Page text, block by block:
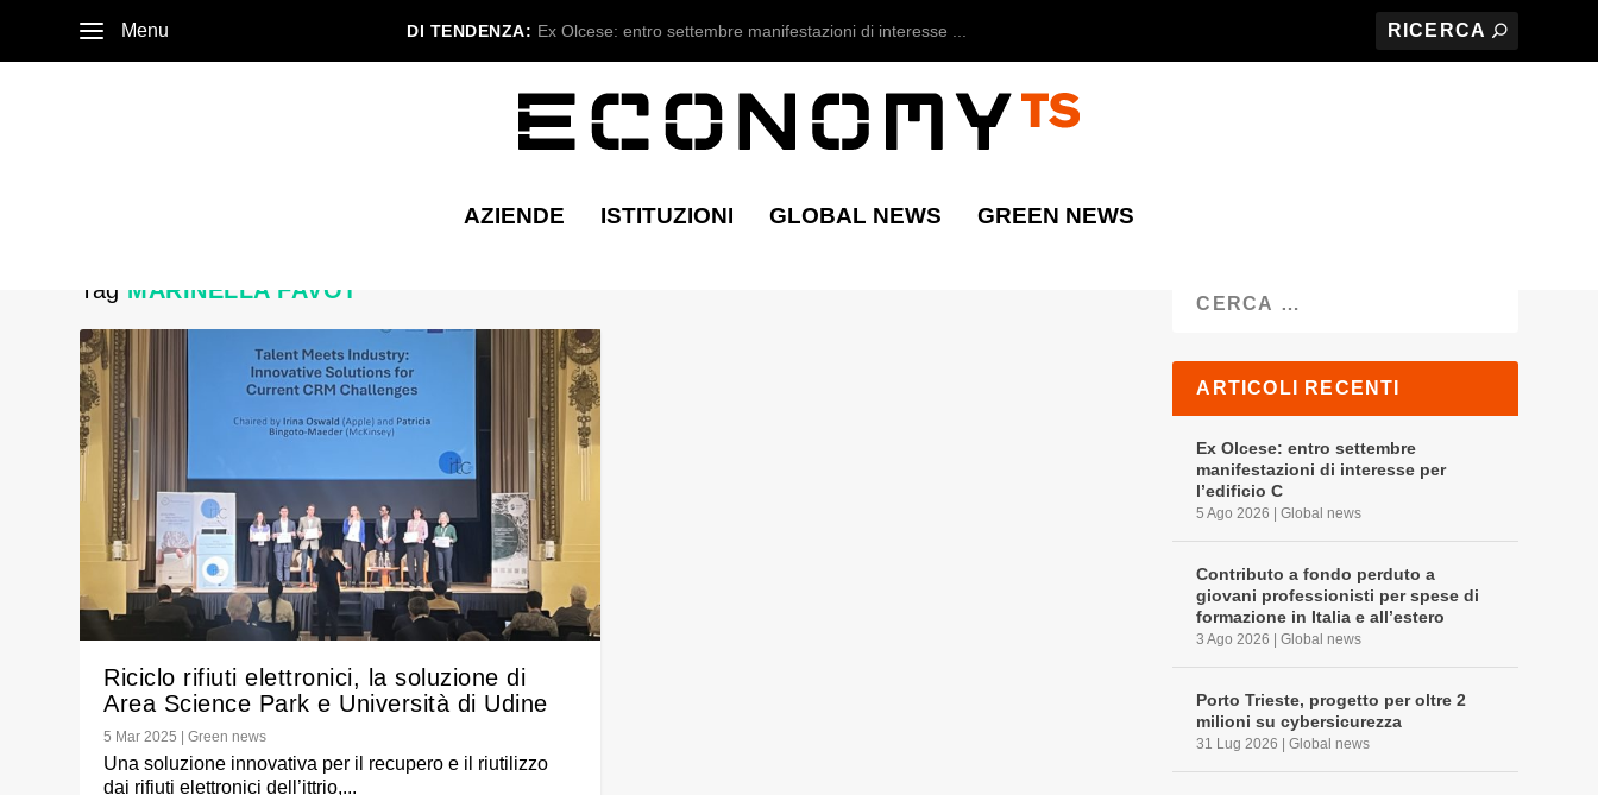
Menu DI TENDENZA: Ex Olcese: entro settembre manifestazioni di interesse ...
AZIENDE ISTITUZIONI GLOBAL NEWS GREEN NEWS
Tag MARINELLA FAVOT
Riciclo rifiuti elettronici, la soluzione di
Area Science Park e Università di Udine
5 Mar 2025 |Green news
Una soluzione innovativa per il recupero e il riutilizzo
dai rifiuti elettronici dell’ittrio,...
ARTICOLI RECENTI
Ex Olcese: entro settembre
manifestazioni di interesse per
l’edificio C
5 Ago 2026 |Global news
Contributo a fondo perduto a
giovani professionisti per spese di
formazione in Italia e all’estero
3 Ago 2026 |Global news
Porto Trieste, progetto per oltre 2
milioni su cybersicurezza
31 Lug 2026 |Global news